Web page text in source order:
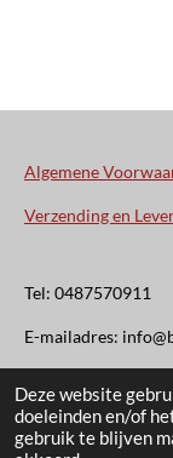
Deze website
doeleinden en/of
gebruik te blijven
Algemene
Verzending en
Tel: 0487570911
E-mailadres:
Rooysestraat 4